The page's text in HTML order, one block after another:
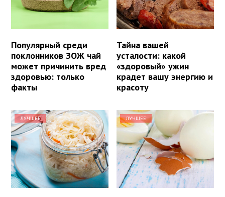
Популярный среди
поклонников ЗОЖ чай
может причинить вред
здоровью: только
факты
Тайна вашей
усталости: какой
«здоровый» ужин
крадет вашу энергию и
красоту
ЛУЧШЕЕ ЛУЧШЕЕ